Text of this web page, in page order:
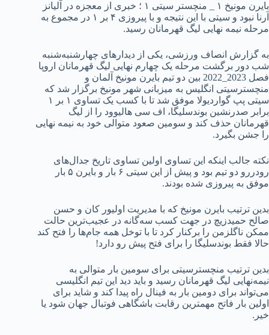
بایرن مونیخ ۱ _ منچستر سیتی ۱ ؛ خبری از معجزه در آلیانز
آرنا نبود و سیتی با این نتیجه و با پیروزی ۴ بر ۱ در مجموع به
مرحله نیمه نهایی لیگ قهرمانان رسید.
به گزارش انصاف ورزشی، یکی از دیدارهای چهارشنبه‌شنبه
شب دور برگشت مرحله یک چهارم نهایی لیگ قهرمانان اروپا
فصل 2023_2022 بین دو تیم بایرن مونیخ آلمان و
منچسترسیتی انگلیس به میزبانی شهر مونیخ برگزار شد که
سیتی پپ گواردیولا موفق شد تا با کسب یک تساوی ۱ بر ۱
برابر صدرنشین بوندسلیگا، اف سی هالیوود را از لیگ
قهرمانان حذف کند و سومین صعود متوالی خود به نیمه نهایی
را جشن بگیرد.
نکته جالب اینکه این تساوی اولین تساوی تاریخ جدال‌های
رودررو دو تیم بود و پیش از این سیتی ۶ بار و بایرن ۵ بار
موفق به پیروزی شده بودند.
بدین ترتیب بایرن مونیخ که با مدیریت اولیور کان و حسن
صالح حمیدزیچ در جهت کسب سه‌گانه در عجیب‌ترین حالت
ممکن ناگلزمن را برکنار کرد تا با توخل همه جام‌ها را فتح کند
حالا فقط بوندسلیگا را برای فتح پیش رو دارد!
بدین ترتیب منچسترسیتی برای سومین بار متوالی به
نیمه‌نهایی لیگ قهرمانان رسید و باید دید این تیم انگلیسی
می‌تواند برای دومین بار به فینال راه پیدا کند و شاید برای
اولین بار فاتح مهمترین رقابت باشگاهی فوتبال جهان شود یا
خیر.